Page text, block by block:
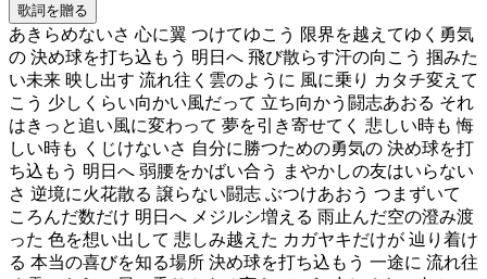
歌詞を贈る
あきらめないさ 心に翼 つけてゆこう 限界を越えてゆく勇気
の 決め球を打ち込もう 明日へ 飛び散らす汗の向こう 掴みた
い未来 映し出す 流れ往く雲のように 風に乗り カタチ変えて
こう 少しくらい向かい風だって 立ち向かう闘志あおる それ
はきっと追い風に変わって 夢を引き寄せてく 悲しい時も 悔
しい時も くじけないさ 自分に勝つための勇気の 決め球を打
ち込もう 明日へ 弱腰をかばい合う まやかしの友はいらない
さ 逆境に火花散る 譲らない闘志 ぶつけあおう つまずいて
ころんだ数だけ 明日へ メジルシ増える 雨止んだ空の澄み渡
った 色を想い出して 悲しみ越えた カガヤキだけが 辿り着け
る 本当の喜びを知る場所 決め球を打ち込もう 一途に 流れ往